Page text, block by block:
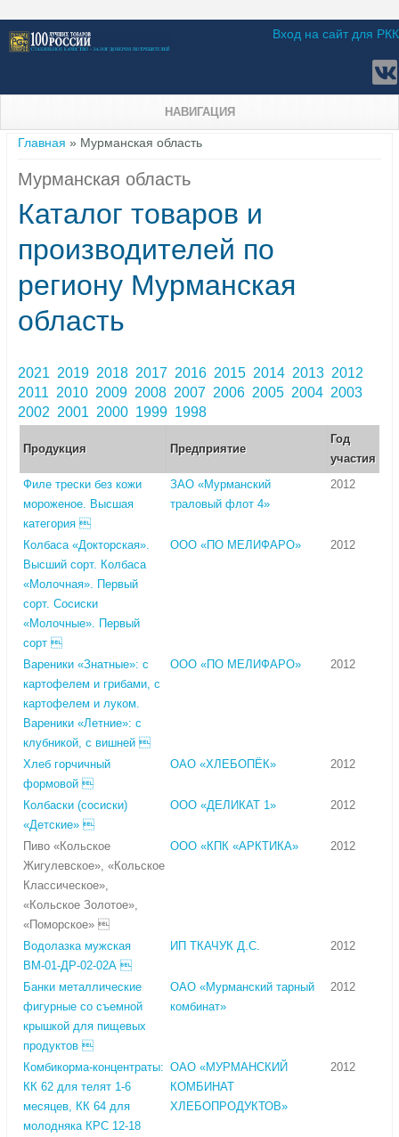
Вход на сайт для РКК
НАВИГАЦИЯ
Вы здесь
Главная » Мурманская область
Мурманская область
Каталог товаров и
производителей по
региону Мурманская
область
2021 2019 2018 2017 2016 2015 2014 2013 2012
2011 2010 2009 2008 2007 2006 2005 2004 2003
2002 2001 2000 1999 1998
Продукция Предприятие
Год
участия
Филе трески без кожи
мороженое. Высшая
категория 
ЗАО «Мурманский
траловый флот 4»
2012
Колбаса «Докторская».
Высший сорт. Колбаса
«Молочная». Первый
сорт. Сосиски
«Молочные». Первый
сорт 
ООО «ПО МЕЛИФАРО» 2012
Вареники «Знатные»: с
картофелем и грибами, с
картофелем и луком.
Вареники «Летние»: с
клубникой, с вишней 
ООО «ПО МЕЛИФАРО» 2012
Хлеб горчичный
формовой 
ОАО «ХЛЕБОПЁК» 2012
Колбаски (сосиски)
«Детские» 
ООО «ДЕЛИКАТ 1» 2012
Пиво «Кольское
Жигулевское», «Кольское
Классическое»,
«Кольское Золотое»,
«Поморское» 
ООО «КПК «АРКТИКА» 2012
Водолазка мужская
ВМ-01-ДР-02-02А 
ИП ТКАЧУК Д.С. 2012
Банки металлические
фигурные со съемной
крышкой для пищевых
продуктов 
ОАО «Мурманский тарный
комбинат»
2012
Комбикорма-концентраты:
КК 62 для телят 1-6
месяцев, КК 64 для
молодняка КРС 12-18
ОАО «МУРМАНСКИЙ
КОМБИНАТ
ХЛЕБОПРОДУКТОВ»
2012